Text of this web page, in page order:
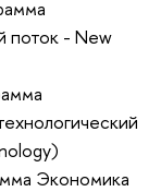
поток - New
Экономика